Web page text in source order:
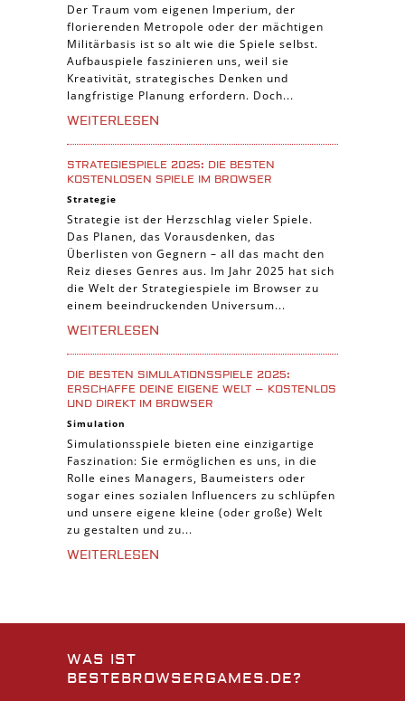
Der Traum vom eigenen Imperium, der
florierenden Metropole oder der mächtigen
Militärbasis ist so alt wie die Spiele selbst.
Aufbauspiele faszinieren uns, weil sie
Kreativität, strategisches Denken und
langfristige Planung erfordern. Doch...
WEITERLESEN
STRATEGIESPIELE 2025: DIE BESTEN
KOSTENLOSEN SPIELE IM BROWSER
Strategie
Strategie ist der Herzschlag vieler Spiele.
Das Planen, das Vorausdenken, das
Überlisten von Gegnern – all das macht den
Reiz dieses Genres aus. Im Jahr 2025 hat sich
die Welt der Strategiespiele im Browser zu
einem beeindruckenden Universum...
WEITERLESEN
DIE BESTEN SIMULATIONSSPIELE 2025:
ERSCHAFFE DEINE EIGENE WELT – KOSTENLOS
UND DIREKT IM BROWSER
Simulation
Simulationsspiele bieten eine einzigartige
Faszination: Sie ermöglichen es uns, in die
Rolle eines Managers, Baumeisters oder
sogar eines sozialen Influencers zu schlüpfen
und unsere eigene kleine (oder große) Welt
zu gestalten und zu...
WEITERLESEN
WAS IST
BESTEBROWSERGAMES.DE?